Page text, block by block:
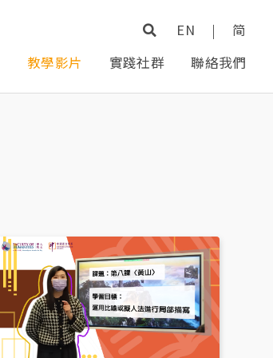
EN |
简
教學影片 實踐社群 聯絡我們